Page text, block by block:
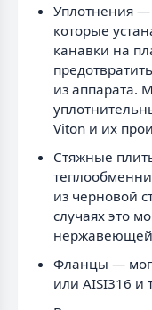
Уплотнения —
которые
канавки на
из аппарата.
Viton и их
Стяжные
из черновой
случаях это
нержавеющей
Фланцы —
или AISI316 и